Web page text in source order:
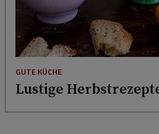
GUTE KÜCHE
Lustige